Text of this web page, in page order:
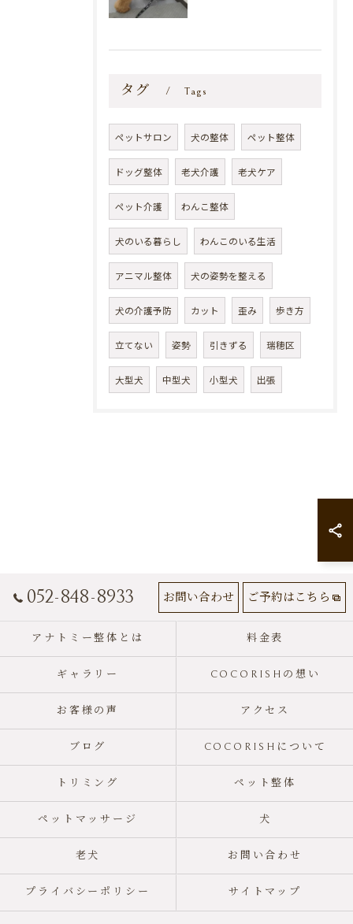
タグ Tags
ペットサロン 犬の整体 ペット整体
ドッグ整体 老犬介護 老犬ケア
ペット介護 わんこ整体
犬のいる暮らし わんこのいる生活
アニマル整体 犬の姿勢を整える
犬の介護予防 カット 歪み 歩き方
立てない 姿勢 引きずる 瑞穂区
大型犬 中型犬 小型犬 出張
052-848-8933 お問い合わせ ご予約はこちら
アナトミー整体とは 料金表
ギャラリー COCORISHの想い
お客様の声 アクセス
ブログ COCORISHについて
トリミング ペット整体
ペットマッサージ 犬
老犬 お問い合わせ
プライバシーポリシー サイトマップ